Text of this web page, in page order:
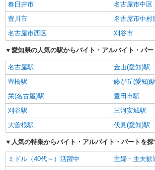
春日井市
名古屋市中区
豊川市
名古屋市中村
名古屋市西区
刈谷市
愛知県の人気の駅からバイト・アルバイト・パ
名古屋駅
金山(愛知)駅
豊橋駅
藤が丘(愛知)
栄(名古屋)駅
豊田市駅
刈谷駅
三河安城駅
大曽根駅
伏見(愛知)駅
人気の特集からバイト・アルバイト・パートを探
ミドル（40代～）活躍中
主婦・主夫歓